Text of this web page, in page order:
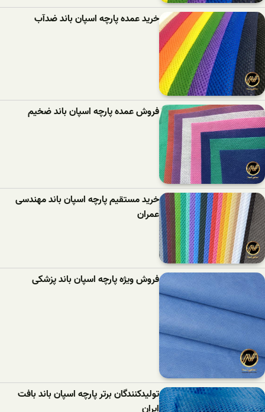
خرید عمده پارچه اسپان باند ضدآب
فروش عمده پارچه اسپان باند ضخیم
خرید مستقیم پارچه اسپان باند مهندسی
عمران
فروش ویژه پارچه اسپان باند پزشکی
تولیدکنندگان برتر پارچه اسپان باند بافت